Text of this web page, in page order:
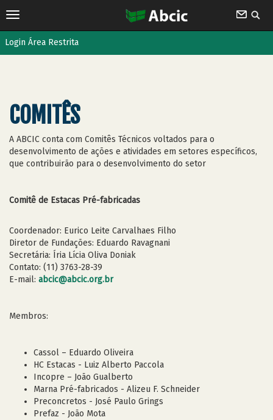
Login Área Restrita
COMITÊS
A ABCIC conta com Comitês Técnicos voltados para o
desenvolvimento de ações e atividades em setores específicos,
que contribuirão para o desenvolvimento do setor
Comitê de Estacas Pré-fabricadas
Coordenador: Eurico Leite Carvalhaes Filho
Diretor de Fundações: Eduardo Ravagnani
Secretária: Íria Lícia Oliva Doniak
Contato: (11) 3763-28-39
E-mail: abcic@abcic.org.br
Membros:
Cassol – Eduardo Oliveira
HC Estacas - Luiz Alberto Paccola
Incopre – João Gualberto
Marna Pré-fabricados - Alizeu F. Schneider
Preconcretos - José Paulo Grings
Prefaz - João Mota